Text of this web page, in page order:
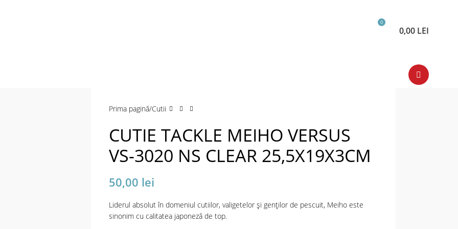
0
0,00 LEI
Prima pagină Cutii
CUTIE TACKLE MEIHO VERSUS
VS-3020 NS CLEAR 25,5X19X3CM
50,00 lei
Liderul absolut în domeniul cutiilor, valigetelor și genților de pescuit, Meiho este
sinonim cu calitatea japoneză de top.